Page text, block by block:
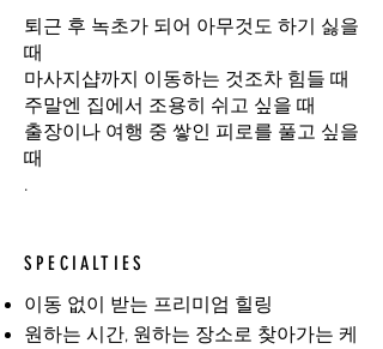
퇴근 후 녹초가 되어 아무것도 하기 싫을
때
마사지샵까지 이동하는 것조차 힘들 때
주말엔 집에서 조용히 쉬고 싶을 때
출장이나 여행 중 쌓인 피로를 풀고 싶을
때
.
SPECIALTIES
이동 없이 받는 프리미엄 힐링
원하는 시간, 원하는 장소로 찾아가는 케